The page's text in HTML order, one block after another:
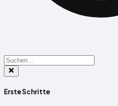
Erste Schritte